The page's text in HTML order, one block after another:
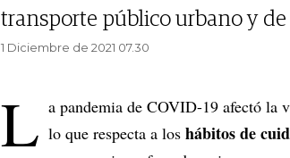
transporte público urbano y
1 Diciembre de 2021 07.30
L a pandemia de COVID-19 afectó la
lo que respecta a los hábitos de